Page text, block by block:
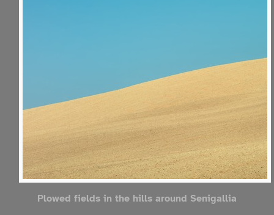
Plowed fields in the hills around Senigallia